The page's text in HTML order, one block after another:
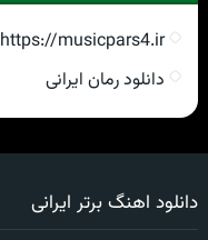
https://musicpars4.ir/
دانلود رمان ایرانی
دانلود اهنگ برتر ایرانی